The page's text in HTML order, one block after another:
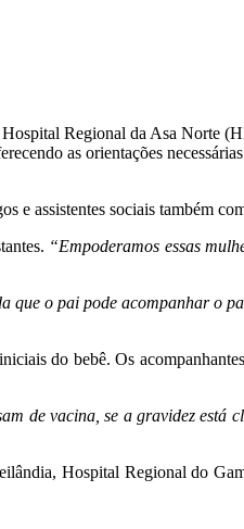
Regional da Asa Norte
as orientações
e assistentes sociais também
“Empoderamos essas
que o pai pode acompanhar o
do bebê. Os
de vacina, se a gravidez está
Hospital Regional do